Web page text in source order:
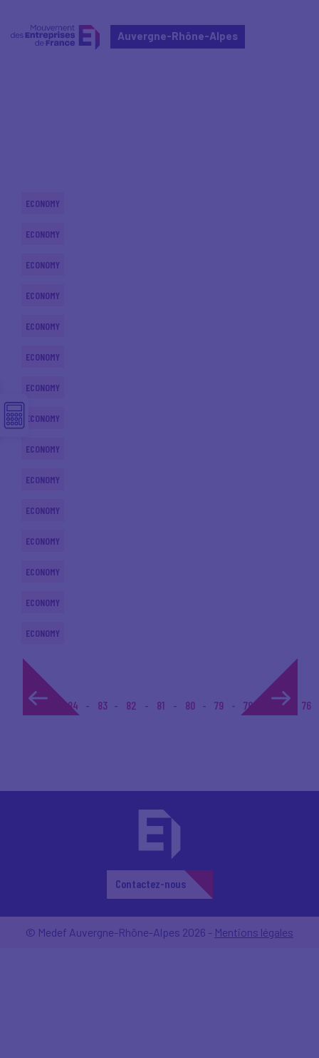
Auvergne-Rhône-Alpes
ECONOMY
ECONOMY
ECONOMY
ECONOMY
ECONOMY
ECONOMY
ECONOMY
ECONOMY
ECONOMY
ECONOMY
ECONOMY
ECONOMY
ECONOMY
ECONOMY
ECONOMY
1... 84 83 82 81 80 79 78 76
Contactez-nous
© Medef Auvergne-Rhône-Alpes 2026 - Mentions légales